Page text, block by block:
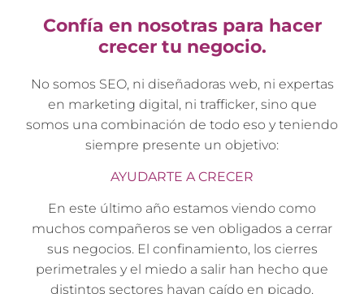
Confía en nosotras para hacer
crecer tu negocio.
No somos SEO, ni diseñadoras web, ni expertas
en marketing digital, ni trafficker, sino que
somos una combinación de todo eso y teniendo
siempre presente un objetivo:
AYUDARTE A CRECER
En este último año estamos viendo como
muchos compañeros se ven obligados a cerrar
sus negocios. El confinamiento, los cierres
perimetrales y el miedo a salir han hecho que
distintos sectores hayan caído en picado.